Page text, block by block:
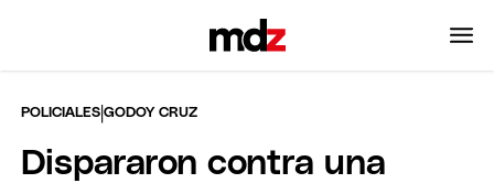
POLICIALES |GODOY CRUZ
Dispararon contra una